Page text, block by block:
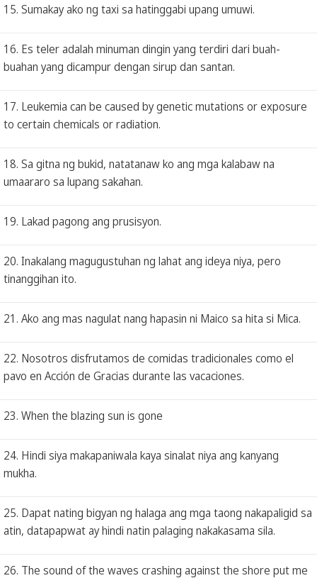
15. Sumakay ako ng taxi sa hatinggabi upang umuwi.
16. Es teler adalah minuman dingin yang terdiri dari buah-
buahan yang dicampur dengan sirup dan santan.
17. Leukemia can be caused by genetic mutations or exposure
to certain chemicals or radiation.
18. Sa gitna ng bukid, natatanaw ko ang mga kalabaw na
umaararo sa lupang sakahan.
19. Lakad pagong ang prusisyon.
20. Inakalang magugustuhan ng lahat ang ideya niya, pero
tinanggihan ito.
21. Ako ang mas nagulat nang hapasin ni Maico sa hita si Mica.
22. Nosotros disfrutamos de comidas tradicionales como el
pavo en Acción de Gracias durante las vacaciones.
23. When the blazing sun is gone
24. Hindi siya makapaniwala kaya sinalat niya ang kanyang
mukha.
25. Dapat nating bigyan ng halaga ang mga taong nakapaligid sa
atin, datapapwat ay hindi natin palaging nakakasama sila.
26. The sound of the waves crashing against the shore put me